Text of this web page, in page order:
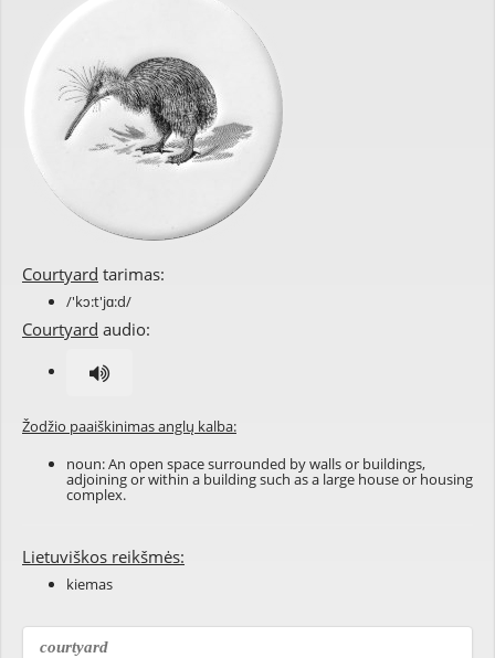
Courtyard tarimas:
/'kɔ:t'jɑ:d/
Courtyard audio:
Žodžio paaiškinimas anglų kalba:
noun: An open space surrounded by walls or buildings,
adjoining or within a building such as a large house or housing
complex.
Lietuviškos reikšmės:
kiemas
courtyard